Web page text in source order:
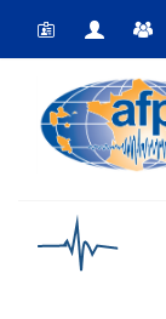
Vous êtes ici